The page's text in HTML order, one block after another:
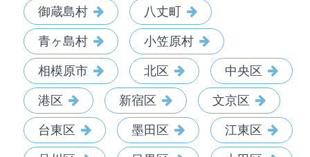
御蔵島村 八丈町
青ヶ島村 小笠原村
相模原市 北区 中央区
港区 新宿区 文京区
台東区 墨田区 江東区